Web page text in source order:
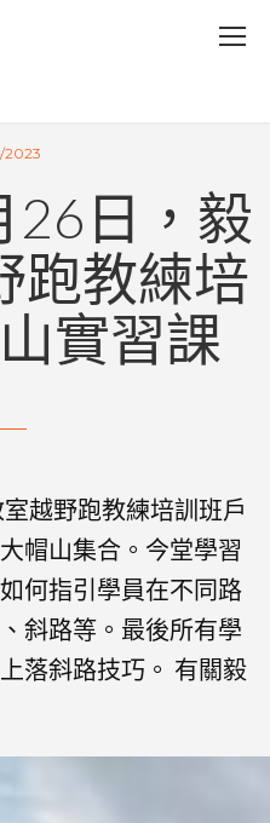
2023
26日，毅
跑教練培
實習課
越野跑教練培訓班戶
帽山集合。今堂學習
何指引學員在不同路
斜路等。最後所有學
落斜路技巧。 有關毅